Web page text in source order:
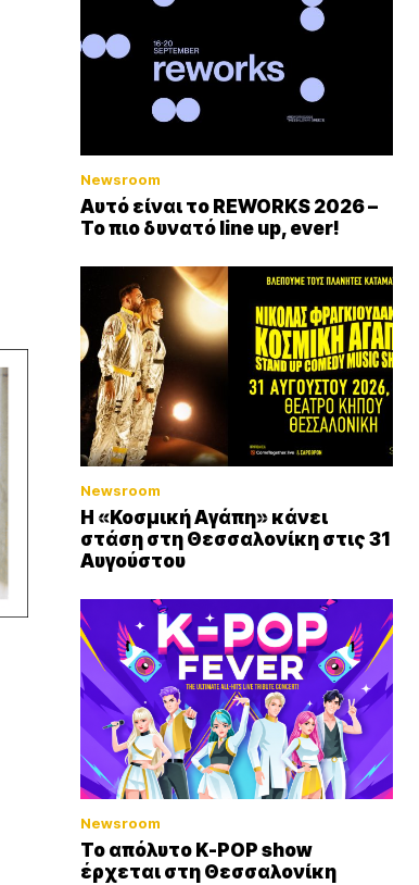
Newsroom
Αυτό είναι το REWORKS 2026 –
Το πιο δυνατό line up, ever!
Newsroom
Η «Κοσμική Αγάπη» κάνει
στάση στη Θεσσαλονίκη στις 31
Αυγούστου
Newsroom
Το απόλυτο K-POP show
έρχεται στη Θεσσαλονίκη